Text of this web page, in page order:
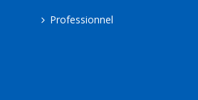
Professionnel